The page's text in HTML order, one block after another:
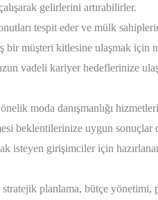
gelirlerini artırabilirler.
tespit eder ve mülk
bir müşteri kitlesine ulaşmak için
vadeli kariyer hedeflerinize
moda danışmanlığı
beklentilerinize uygun sonuçlar
isteyen girişimciler için
stratejik planlama, bütçe